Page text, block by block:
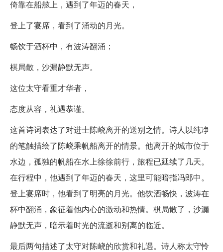
倚靠在船舷上，遇到了年迈的春天，
登上了宴席，看到了涌动的月光。
畅饮于酒杯中，有波涛翻涌；
棋局散，沙漏静默无声。
这位太守看重才华者，
态度从容，礼遇恭谨。
这首诗词表达了对进士陈峣离开的送别之情。诗人以纯净
的笔触描绘了陈峣乘帆船离开的情景。他离开的城市位于
水边，孤独的帆船在水上徐徐前行，旅程已延续了几天。
在行程中，他遇到了年迈的春天，这里可能暗指冯郎中。
登上宴席时，他看到了明亮的月光。他饮酒畅快，波涛在
杯中翻涌，象征着他内心的激动和热情。棋局散了，沙漏
静默无声，暗示着时光的流逝和别离的临近。
最后两句描述了太守对陈峣的欣赏和礼遇。诗人称太守怜